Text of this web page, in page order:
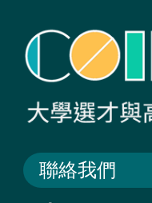
聯絡我們